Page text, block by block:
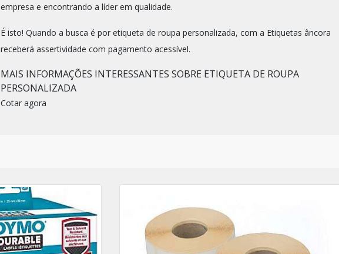
empresa e encontrando a líder em qualidade.
É isto! Quando a busca é por etiqueta de roupa personalizada, com a Etiquetas âncora
receberá assertividade com pagamento acessível.
MAIS INFORMAÇÕES INTERESSANTES SOBRE ETIQUETA DE ROUPA
PERSONALIZADA
Cotar agora